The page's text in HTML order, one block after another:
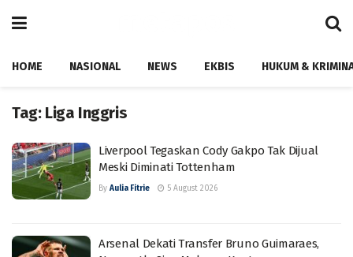
HOME NASIONAL NEWS EKBIS HUKUM &
Tag: Liga Inggris
Liverpool Tegaskan Cody Gakpo Tak Dijual
Meski Diminati Tottenham
By Aulia Fitrie 5 August 2026
Arsenal Dekati Transfer Bruno Guimaraes,